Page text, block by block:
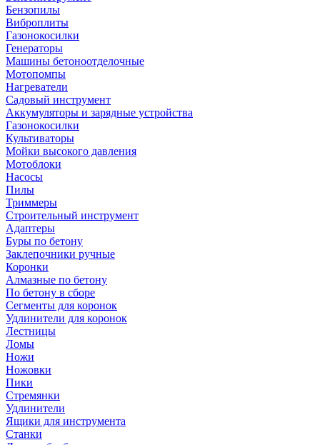
Бензопилы
Виброплиты
Газонокосилки
Генераторы
Машины бетоноотделочные
Мотопомпы
Нагреватели
Садовый инструмент
Аккумуляторы и зарядные устройства
Газонокосилки
Культиваторы
Мойки высокого давления
Мотоблоки
Насосы
Пилы
Триммеры
Строительный инструмент
Адаптеры
Буры по бетону
Заклепочники ручные
Коронки
Алмазные по бетону
По бетону в сборе
Сегменты для коронок
Удлинители для коронок
Лестницы
Ломы
Ножи
Ножовки
Пики
Стремянки
Удлинители
Ящики для инструмента
Станки